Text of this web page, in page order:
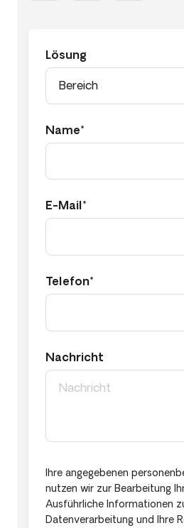
Lösung
Name*
E-Mail*
Telefon*
Nachricht
Ihre angegebenen
nutzen wir zur Bearbeitung
Ausführliche Informationen
Datenverarbeitung und Ihre